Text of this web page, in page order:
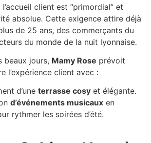
client est “primordial” et
absolue. Cette exigence attire déjà
de 25 ans, des commerçants du
du monde de la nuit lyonnaise.
beaux jours, Mamy Rose prévoit
l’expérience client avec :
d’une terrasse cosy et élégante.
d’événements musicaux en
rythmer les soirées d’été.